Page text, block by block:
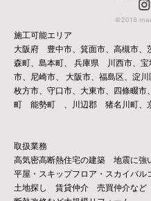
施工可能エリア
大阪府 豊中市、箕面市、高槻市、
森町、島本町、
兵庫県 川西市、宝
市、尼崎市、
大阪市、福島区、淀川
枚方市、守口市、大東市、四條畷市、
町 能勢町 、川辺郡 猪名川町、
取扱業務
高気密高断熱住宅の建築 地震に強
平屋・スキップフロア・スカイバ
土地探し 賃貸仲介 売買仲介など